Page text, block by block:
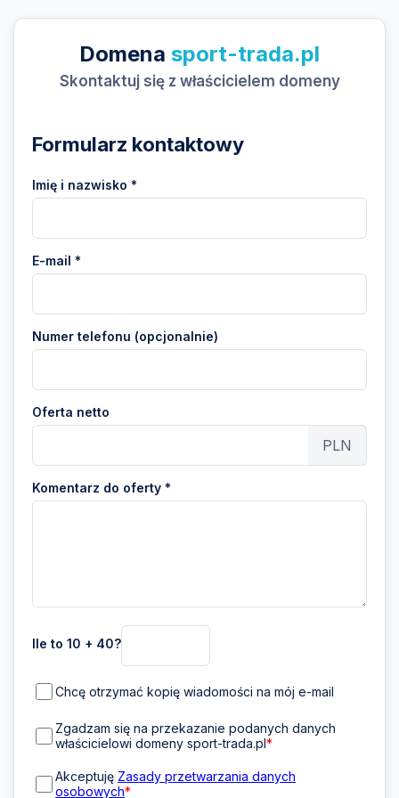
Domena sport-trada.pl
Skontaktuj się z właścicielem domeny
Formularz kontaktowy
Imię i nazwisko *
E-mail *
Numer telefonu (opcjonalnie)
Oferta netto
PLN
Komentarz do oferty *
Ile to 10 + 40?
Chcę otrzymać kopię wiadomości na mój e-mail
Zgadzam się na przekazanie podanych danych
właścicielowi domeny sport-trada.pl*
Akceptuję Zasady przetwarzania danych
osobowych*